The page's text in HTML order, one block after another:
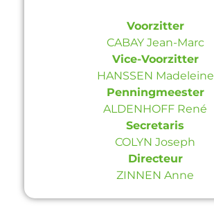
Voorzitter
CABAY Jean-Marc
Vice-Voorzitter
HANSSEN Madeleine
Penningmeester
ALDENHOFF René
Secretaris
COLYN Joseph
Directeur
ZINNEN Anne